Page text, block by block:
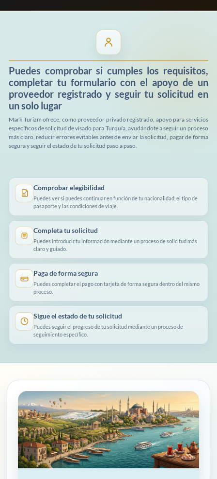
Puedes comprobar si cumples los requisitos,
completar tu formulario con el apoyo de un
proveedor registrado y seguir tu solicitud en
un solo lugar
Mark Turizm ofrece, como proveedor privado registrado, apoyo para servicios
específicos de solicitud de visado para Turquía, ayudándote a seguir un proceso
más claro, reducir errores evitables antes de enviar la solicitud, pagar de forma
segura y seguir el estado de tu solicitud paso a paso.
Comprobar elegibilidad
Puedes ver si puedes continuar en función de tu nacionalidad, el tipo de
pasaporte y las condiciones de viaje.
Completa tu solicitud
Puedes introducir tu información mediante un proceso de solicitud más
claro y guiado.
Paga de forma segura
Puedes completar el pago con tarjeta de forma segura dentro del mismo
proceso.
Sigue el estado de tu solicitud
Puedes seguir el progreso de tu solicitud mediante un proceso de
seguimiento específico.